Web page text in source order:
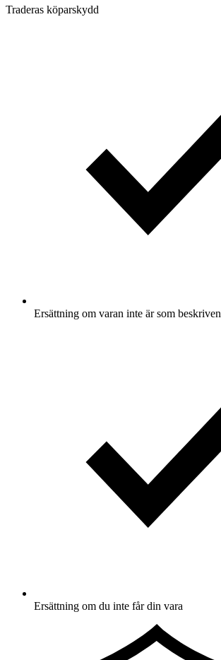
Traderas köparskydd
Ersättning om varan inte är som beskriven
Ersättning om du inte får din vara